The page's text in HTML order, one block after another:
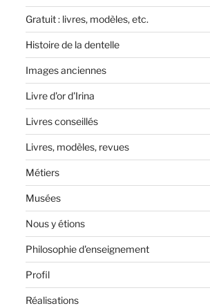
Gratuit : livres, modèles, etc.
Histoire de la dentelle
Images anciennes
Livre d'or d'Irina
Livres conseillés
Livres, modèles, revues
Métiers
Musées
Nous y étions
Philosophie d'enseignement
Profil
Réalisations